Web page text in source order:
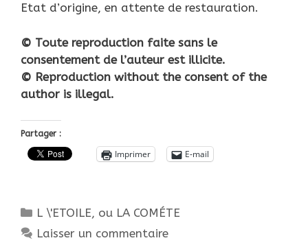
Etat d’origine, en attente de restauration.
© Toute reproduction faite sans le
consentement de l’auteur est illicite.
© Reproduction without the consent of the
author is illegal.
Partager :
Imprimer E-mail
Catégories
L \'ETOILE, ou LA COMÉTE
Laisser un commentaire